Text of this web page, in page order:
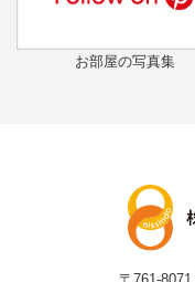
お部屋の写真集